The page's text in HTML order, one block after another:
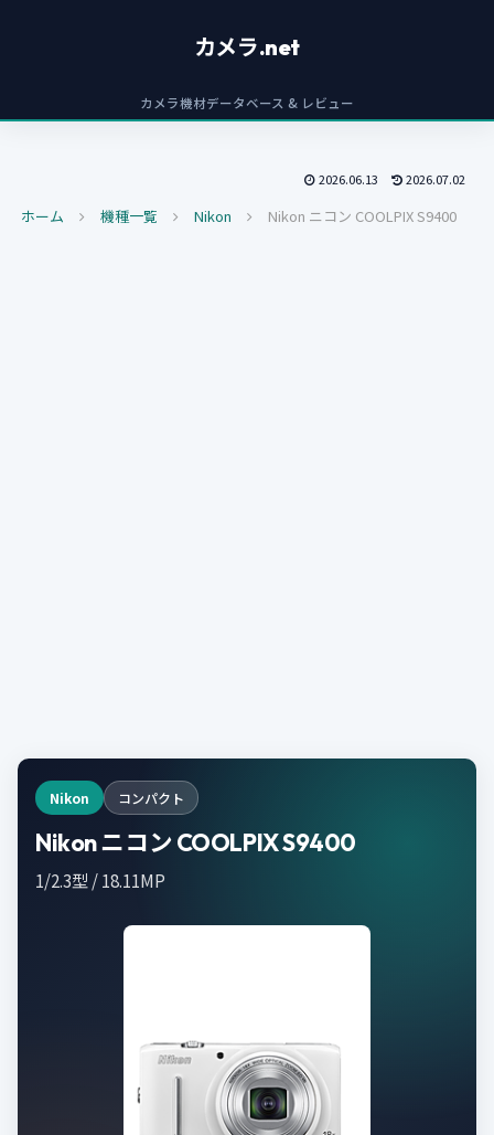
カメラ.net
カメラ機材データベース & レビュー
2026.06.13 2026.07.02
ホーム 機種一覧 Nikon Nikon ニコン COOLPIX S9400
Nikon コンパクト
Nikon ニコン COOLPIX S9400
1/2.3型 / 18.11MP